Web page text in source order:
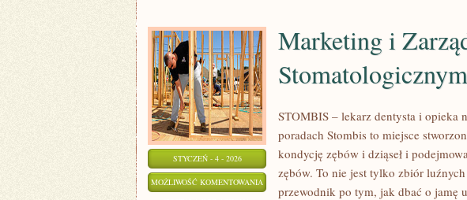
STYCZEŃ - 4 - 2026
MOŻLIWOŚĆ KOMENTOWANIA MARKETING
Marketing i
Stomatologicznym
STOMBIS – lekarz dentysta i opieka
poradach Stombis to miejsce
kondycję zębów i dziąseł i
zębów. To nie jest tylko zbiór
przewodnik po tym, jak dbać o jamę